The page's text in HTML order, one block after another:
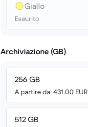
Giallo
Esaurito
Archiviazione (GB)
256 GB
A partire da: 431.00 EUR
512 GB